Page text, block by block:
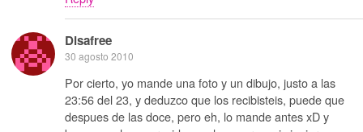
Disafree
30 agosto 2010
Por cierto, yo mande una foto y un dibujo, justo a las
23:56 del 23, y deduzco que los recibisteis, puede que
despues de las doce, pero eh, lo mande antes xD y